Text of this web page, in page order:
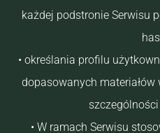
każdej podstronie Serwisu
• określania profilu
dopasowanych
• W ramach Serwisu